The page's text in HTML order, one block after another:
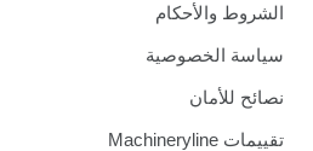
الشروط والأحكام
سياسة الخصوصية
نصائح للأمان
تقييمات Machineryline